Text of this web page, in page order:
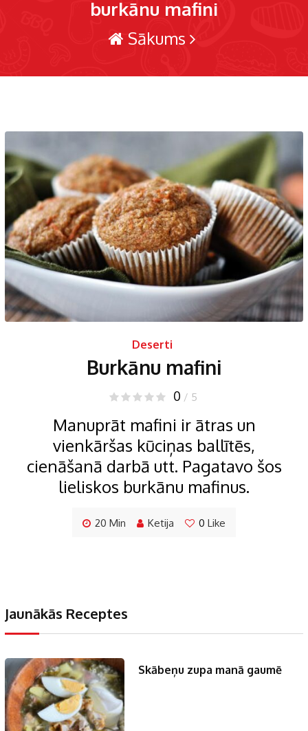
burkānu mafini
Sākums
Deserti
Burkānu mafini
0 / 5
Manuprāt mafini ir ātras un
vienkāršas kūciņas ballītēs,
cienāšanā darbā utt. Pagatavo šos
lieliskos burkānu mafinus.
20 Min Ketija 0 Like
Jaunākās Receptes
Skābeņu zupa manā gaumē